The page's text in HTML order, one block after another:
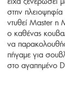
στην
ντυθεί Master η
ο καθένας
να
πήγαμε για
στο αγαπημένο